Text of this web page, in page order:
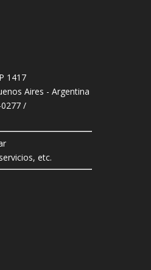
1417
Aires - Argentina
/
etc.